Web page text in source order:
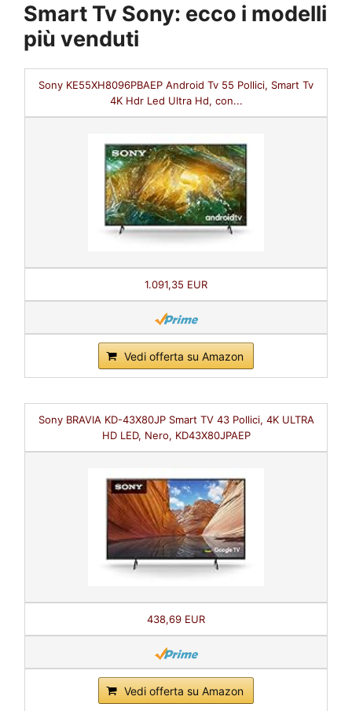
Smart Tv Sony: ecco i modelli
più venduti
Sony KE55XH8096PBAEP Android Tv 55 Pollici, Smart Tv
4K Hdr Led Ultra Hd, con...
1.091,35 EUR
Vedi offerta su Amazon
Sony BRAVIA KD-43X80JP Smart TV 43 Pollici, 4K ULTRA
HD LED, Nero, KD43X80JPAEP
438,69 EUR
Vedi offerta su Amazon